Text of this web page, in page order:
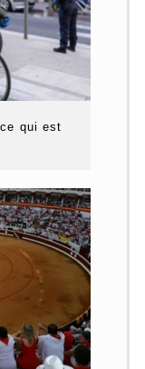
qui est